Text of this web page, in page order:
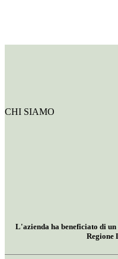
CHI SIAMO
L'azienda ha beneficiato di
Regione